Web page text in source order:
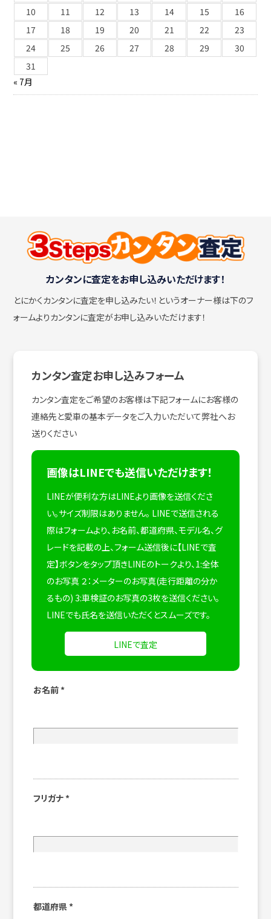
10
11 12 13 14 15
16
17
18 19 20 21 22
23
24
25 26 27 28 29
30
31
« 7月
カンタンに査定をお申し込みいただけます！
とにかくカンタンに査定を申し込みたい！ というオーナー様は下のフ
ォームよりカンタンに査定がお申し込みいただけます！
カンタン査定お申し込みフォーム
カンタン査定をご希望のお客様は下記フォームにお客様の
連絡先と愛車の基本データをご入力いただいて弊社へお
送りください
画像はLINEでも送信いただけます！
LINEが便利な方はLINEより画像を送信くださ
い。サイズ制限はありません。 LINEで送信される
際はフォームより、お名前、都道府県、モデル名、グ
レードを記載の上、フォーム送信後に【LINEで査
定】ボタンをタップ頂きLINEのトークより、1:全体
のお写真 ２：メーターのお写真(走行距離の分か
るもの) 3:車検証のお写真の3枚を送信ください。
LINEでも氏名を送信いただくとスムーズです。
LINEで査定
お名前 *
フリガナ *
都道府県 *